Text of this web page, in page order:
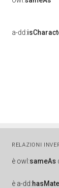
a-dd:
RELAZIONI
è owl:sameAs
è a-dd: